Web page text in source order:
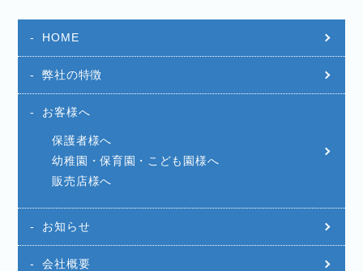
HOME
弊社の特徴
お客様へ
保護者様へ
幼稚園・保育園・こども園様へ
販売店様へ
お知らせ
会社概要